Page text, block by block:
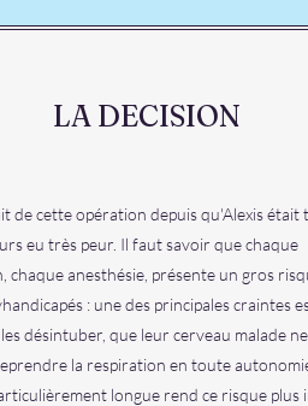
LA DECISION
de cette opération depuis qu'Alexis était
eu très peur. Il faut savoir que chaque
chaque anesthésie, présente un gros
: une des principales craintes
désintuber, que leur cerveau malade
la respiration en toute
longue rend ce risque plus